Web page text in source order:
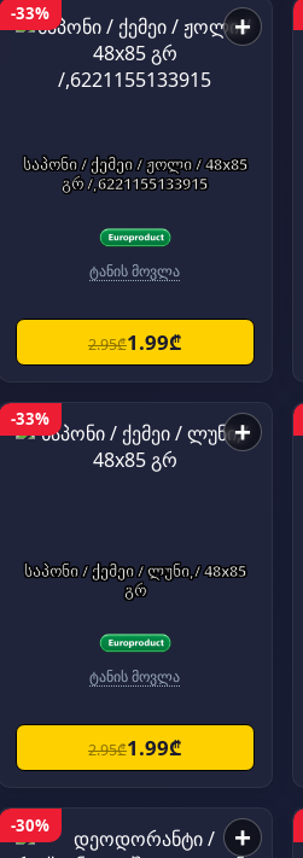
-33% +
საპონი / ქემეი / ჟოლი / 48x85
გრ /,6221155133915
ტანის მოვლა
2.95₾1.99₾
-33% +
საპონი / ქემეი / ლუნი,/ 48x85
გრ
ტანის მოვლა
2.95₾1.99₾
-30% +